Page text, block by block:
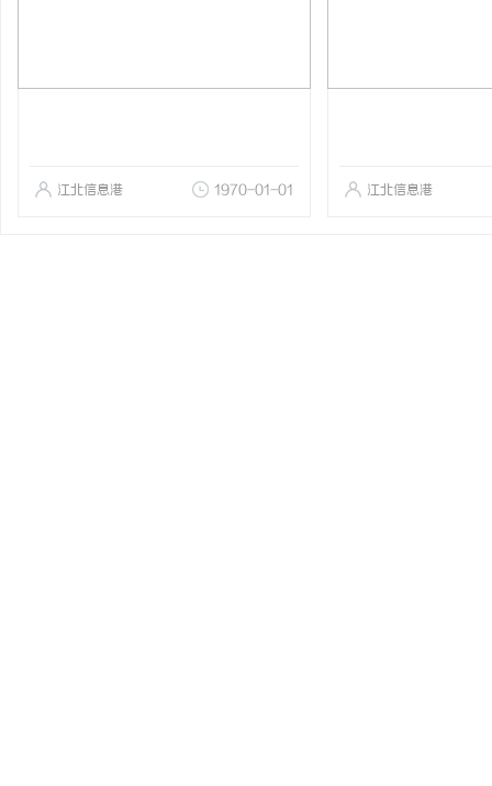
江北信息港 1970-01-01 江北信息港